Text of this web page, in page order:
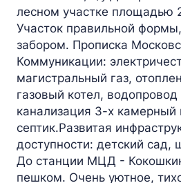
лесном участке площадью
Участок правильной
забором. Прописка
Коммуникации:
магистральный газ,
газовый котел,
канализация 3-х камерный
септик.Развитая
доступности: детский сад,
До станции МЦД -
пешком. Очень уютное,